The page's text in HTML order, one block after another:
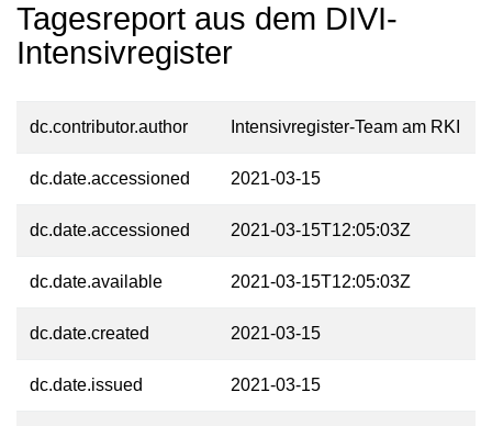
Tagesreport aus dem DIVI-
Intensivregister
dc.contributor.author Intensivregister-Team am RKI
dc.date.accessioned 2021-03-15
dc.date.accessioned 2021-03-15T12:05:03Z
dc.date.available 2021-03-15T12:05:03Z
dc.date.created 2021-03-15
dc.date.issued 2021-03-15